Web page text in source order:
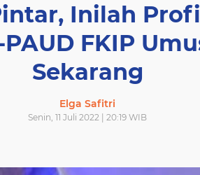
Inilah
FKIP
Sekarang
Elga Safitri
Senin, 11 Juli 2022 | 20:19 WIB